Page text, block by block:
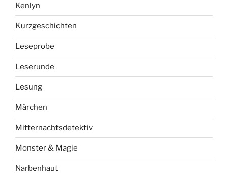
Kenlyn
Kurzgeschichten
Leseprobe
Leserunde
Lesung
Märchen
Mitternachtsdetektiv
Monster & Magie
Narbenhaut